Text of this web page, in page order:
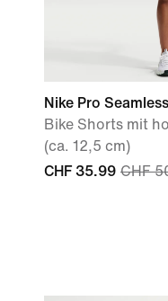
Nike Pro Seamless
Bike Shorts mit
(ca. 12,5 cm)
CHF 35.99 CHF